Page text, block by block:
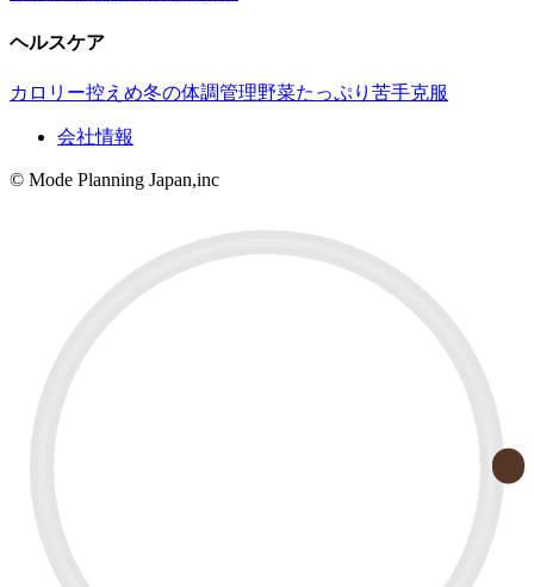
ヘルスケア
カロリー控えめ冬の体調管理野菜たっぷり 苦手克服
会社情報
© Mode Planning Japan,inc